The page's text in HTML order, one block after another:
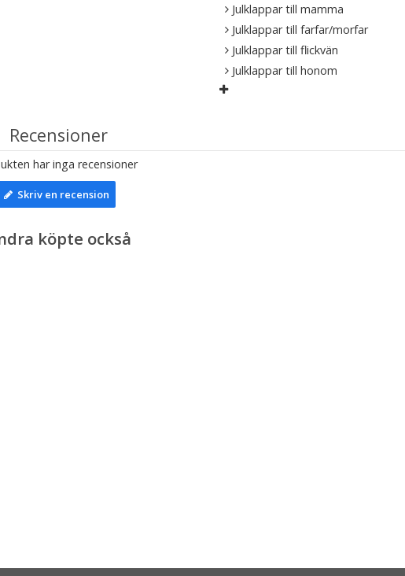
Julklappar till mamma
Julklappar till farfar/morfar
Julklappar till flickvän
Julklappar till honom
Recensioner
har inga recensioner
Skriv en recension
köpte också